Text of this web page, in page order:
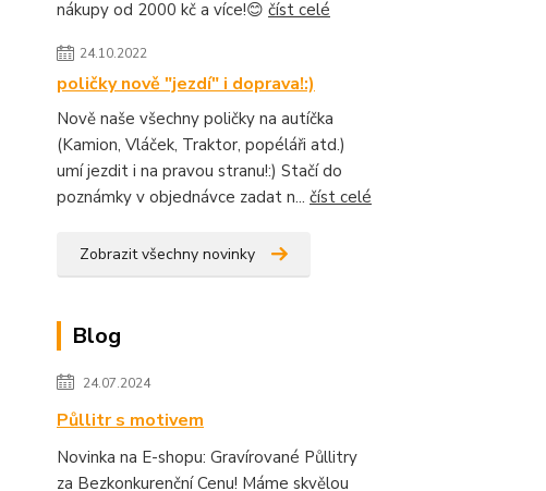
nákupy od 2000 kč a více!😊 číst celé
24.10.2022
poličky nově "jezdí" i doprava!:)
Nově naše všechny poličky na autíčka
(Kamion, Vláček, Traktor, popéláři atd.)
umí jezdit i na pravou stranu!:) Stačí do
poznámky v objednávce zadat n... číst celé
Zobrazit všechny novinky
Blog
24.07.2024
Půllitr s motivem
Novinka na E-shopu: Gravírované Půllitry
za Bezkonkurenční Cenu! Máme skvělou